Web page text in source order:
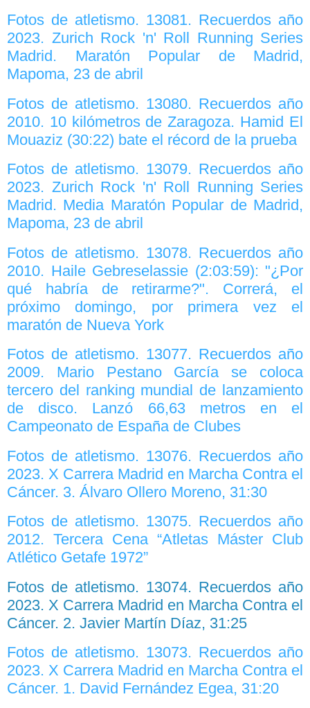
Fotos de atletismo. 13081. Recuerdos año
2023. Zurich Rock 'n' Roll Running Series
Madrid. Maratón Popular de Madrid,
Mapoma, 23 de abril
Fotos de atletismo. 13080. Recuerdos año
2010. 10 kilómetros de Zaragoza. Hamid El
Mouaziz (30:22) bate el récord de la prueba
Fotos de atletismo. 13079. Recuerdos año
2023. Zurich Rock 'n' Roll Running Series
Madrid. Media Maratón Popular de Madrid,
Mapoma, 23 de abril
Fotos de atletismo. 13078. Recuerdos año
2010. Haile Gebreselassie (2:03:59): "¿Por
qué habría de retirarme?". Correrá, el
próximo domingo, por primera vez el
maratón de Nueva York
Fotos de atletismo. 13077. Recuerdos año
2009. Mario Pestano García se coloca
tercero del ranking mundial de lanzamiento
de disco. Lanzó 66,63 metros en el
Campeonato de España de Clubes
Fotos de atletismo. 13076. Recuerdos año
2023. X Carrera Madrid en Marcha Contra el
Cáncer. 3. Álvaro Ollero Moreno, 31:30
Fotos de atletismo. 13075. Recuerdos año
2012. Tercera Cena “Atletas Máster Club
Atlético Getafe 1972”
Fotos de atletismo. 13074. Recuerdos año
2023. X Carrera Madrid en Marcha Contra el
Cáncer. 2. Javier Martín Díaz, 31:25
Fotos de atletismo. 13073. Recuerdos año
2023. X Carrera Madrid en Marcha Contra el
Cáncer. 1. David Fernández Egea, 31:20